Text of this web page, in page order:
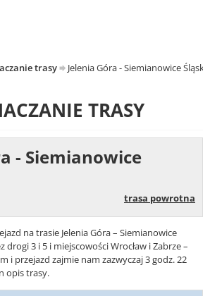
trasy Jelenia Góra - Siemianowice
TRASY
- Siemianowice
trasa powrotna
na trasie Jelenia Góra – Siemianowice
drogi 3 i 5 i miejscowości Wrocław i Zabrze –
i przejazd zajmie nam zazwyczaj 3 godz. 22
opis trasy.